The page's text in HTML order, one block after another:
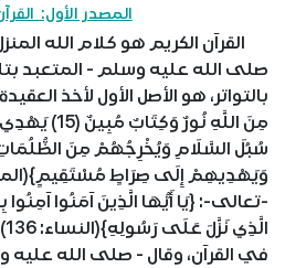
المصدر الأول:
القرآن الكريم هو كلام الله
صلى الله عليه وسلم - المتعبد
بالتواتر، هو الأصل الأول لأخذ
مِنَ اللَّهِ نُورٌ
سُبُلَ السَّلَامِ وَيُخْرِجُهُمْ مِنَ الظُّلُمَاتِ
-تعالى-: {يَا أَيُّهَا الَّذِينَ آمَنُوا آمِنُوا
في القرآن، وقال - صلى الله